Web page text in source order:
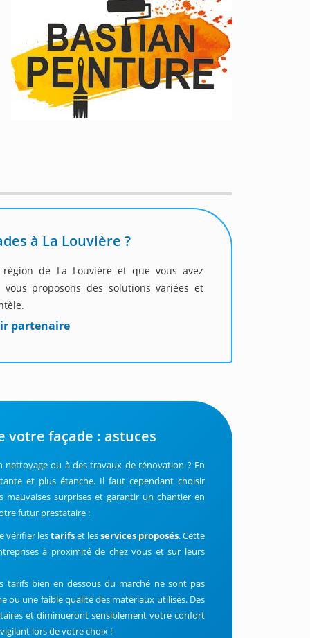
à La Louvière ?
de La Louvière et que vous avez
proposons des solutions variées et
partenaire
façade : astuces
ou à des travaux de rénovation ? En
et plus étanche. Il faut cependant choisir
mauvaises surprises et garantir un chantier en
futur prestataire :
vérifier lestarifset lesservices proposés. Cette
à proximité de chez vous et sur leurs
bien en dessous du marché ne sont pas
ou une faible qualité des matériaux utilisés. Des
et diminueront sensiblement votre confort
lors de votre choix !